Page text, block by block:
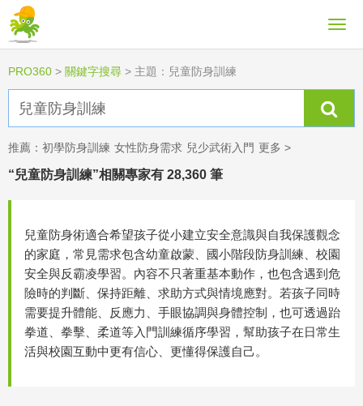
PRO360 > 關鍵字搜尋 > 主題：兒童防身訓練
推薦： 初學防身訓練 女性防身需求 兒少武術入門 更多 >
“兒童防身訓練”相關專家有 28,360 筆
兒童防身術適合希望孩子從小建立安全意識與自我保護觀念
的家庭，常見需求包含幼童啟蒙、國小階段防身訓練、校園
安全與反霸凌學習。內容不只著重基本動作，也包含遇到危
險時的判斷、保持距離、求助方式與情境應對。若孩子同時
需要提升體能、反應力、手眼協調與身體控制，也可透過跆
拳道、拳擊、柔道等入門訓練循序學習，幫助孩子在日常生
活與校園互動中更有信心、更懂得保護自己。